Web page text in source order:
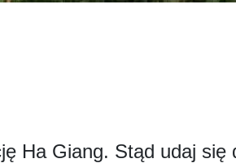
Ha Giang. Stąd udaj się